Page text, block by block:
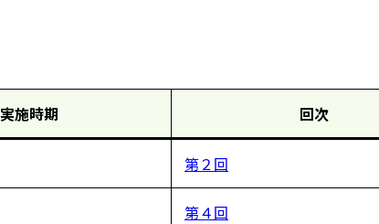
実施時期 回次
第２回
第４回